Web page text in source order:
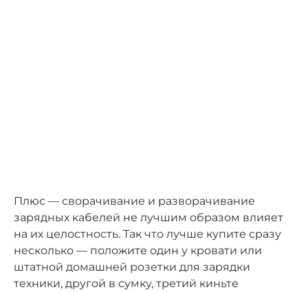
Плюс — сворачивание и разворачивание
зарядных кабелей не лучшим образом влияет
на их целостность. Так что лучше купите сразу
несколько — положите один у кровати или
штатной домашней розетки для зарядки
техники, другой в сумку, третий киньте